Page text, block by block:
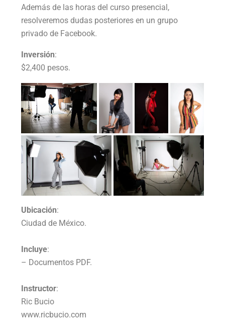
Además de las horas del curso presencial,
resolveremos dudas posteriores en un grupo
privado de Facebook.
Inversión:
$2,400 pesos.
Ubicación:
Ciudad de México.
Incluye:
– Documentos PDF.
Instructor:
Ric Bucio
www.ricbucio.com